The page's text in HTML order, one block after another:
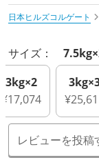
日本ヒルズコルゲート
サイズ：
3kg×2
¥17,074
レビューを投稿